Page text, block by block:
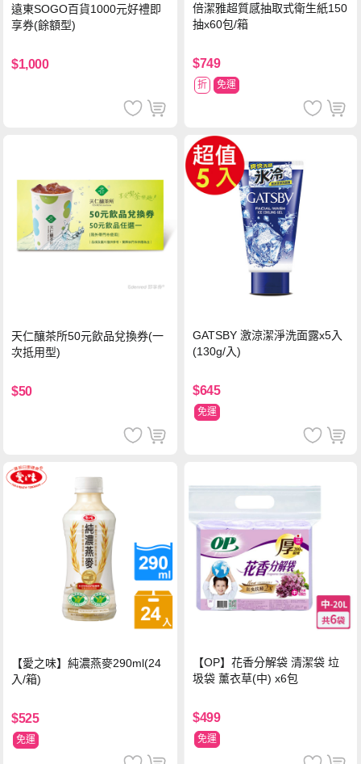
遠東SOGO百貨1000元好禮即
享券(餘額型)
$1,000
倍潔雅超質感抽取式衛生紙150
抽x60包/箱
$749
折 免運
天仁釀茶所50元飲品兌換券(一
次抵用型)
$50
GATSBY 激涼潔淨洗面露x5入
(130g/入)
$645
免運
【愛之味】純濃燕麥290ml(24
入/箱)
$525
免運
【OP】花香分解袋 清潔袋 垃
圾袋 薰衣草(中) x6包
$499
免運